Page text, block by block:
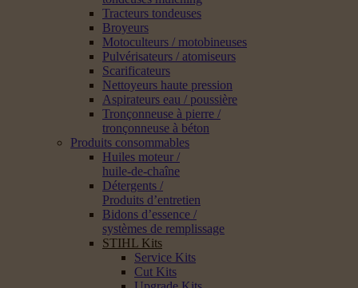
Tracteurs tondeuses
Broyeurs
Motoculteurs / motobineuses
Pulvérisateurs / atomiseurs
Scarificateurs
Nettoyeurs haute pression
Aspirateurs eau / poussière
Tronçonneuse à pierre /
tronçonneuse à béton
Produits consommables
Huiles moteur /
huile-de-chaîne
Détergents /
Produits d’entretien
Bidons d’essence /
systèmes de remplissage
STIHL Kits
Service Kits
Cut Kits